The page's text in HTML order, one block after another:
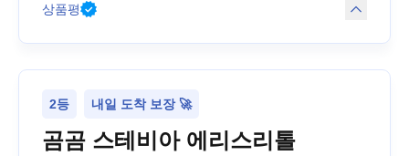
상품평
2등 내일 도착 보장 🚀
곰곰 스테비아 에리스리톨